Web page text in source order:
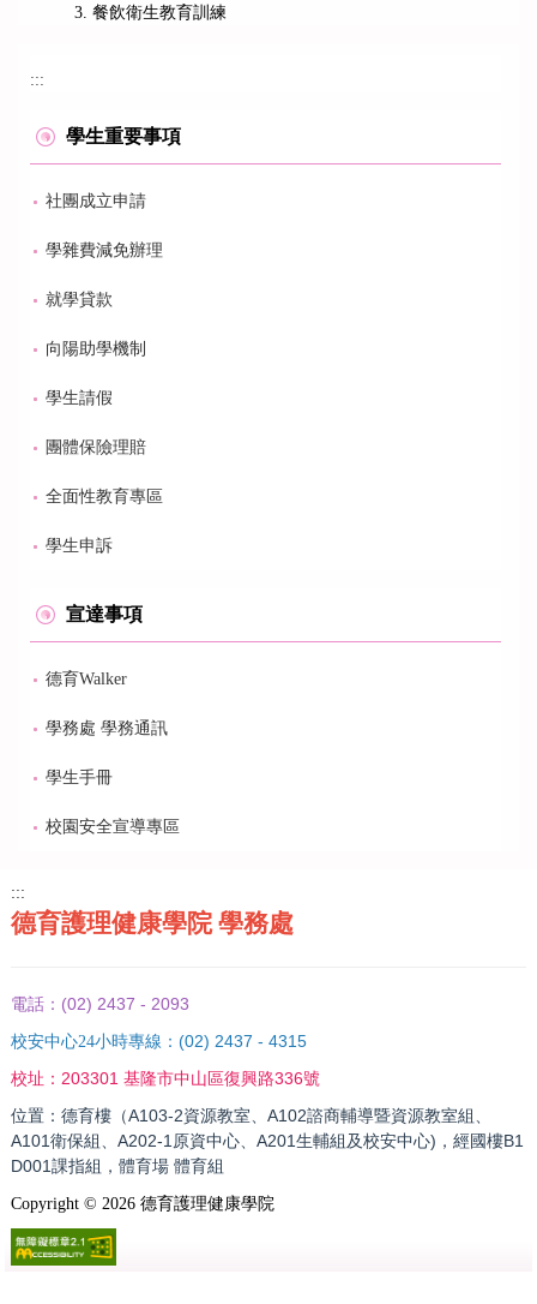
餐飲衛生教育訓練
:::
學生重要事項
社團成立申請
學雜費減免辦理
就學貸款
向陽助學機制
學生請假
團體保險理賠
全面性教育專區
學生申訴
宣達事項
德育Walker
學務處 學務通訊
學生手冊
校園安全宣導專區
:::
德育護理健康學院 學務處
電話： (02) 2437 - 2093
校安中心24小時專線： (02) 2437 - 4315
校址： 203301 基隆市中山區復興路336號
位置：德育樓（A103-2資源教室、A102諮商輔導暨資源教室組、
A101衛保組、A202-1原資中心、A201生輔組及校安中心)，經國樓B1
D001課指組，體育場 體育組
Copyright © 2026德育護理健康學院